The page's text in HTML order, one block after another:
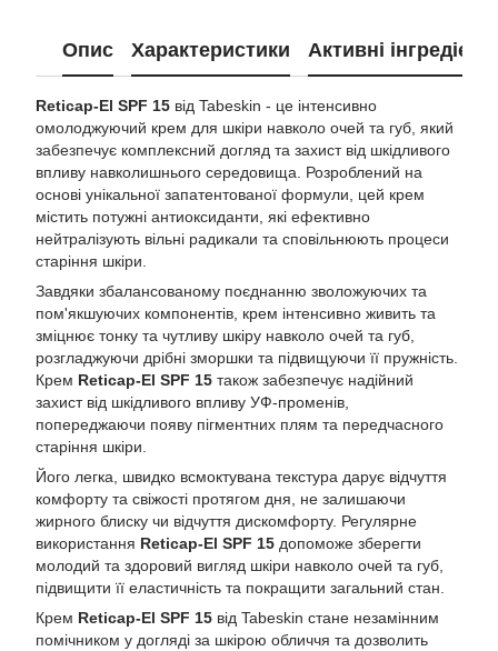
Опис Характеристики Активні
Reticap-El SPF 15 від Tabeskin - це інтенсивно
омолоджуючий крем для шкіри навколо очей та губ, який
забезпечує комплексний догляд та захист від шкідливого
впливу навколишнього середовища. Розроблений на
основі унікальної запатентованої формули, цей крем
містить потужні антиоксиданти, які ефективно
нейтралізують вільні радикали та сповільнюють процеси
старіння шкіри.
Завдяки збалансованому поєднанню зволожуючих та
пом'якшуючих компонентів, крем інтенсивно живить та
зміцнює тонку та чутливу шкіру навколо очей та губ,
розгладжуючи дрібні зморшки та підвищуючи її пружність.
Крем Reticap-El SPF 15 також забезпечує надійний
захист від шкідливого впливу УФ-променів,
попереджаючи появу пігментних плям та передчасного
старіння шкіри.
Його легка, швидко всмоктувана текстура дарує відчуття
комфорту та свіжості протягом дня, не залишаючи
жирного блиску чи відчуття дискомфорту. Регулярне
використання Reticap-El SPF 15 допоможе зберегти
молодий та здоровий вигляд шкіри навколо очей та губ,
підвищити її еластичність та покращити загальний стан.
Крем Reticap-El SPF 15 від Tabeskin стане незамінним
помічником у догляді за шкірою обличчя та дозволить